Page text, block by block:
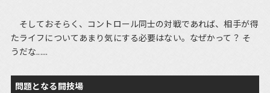
そしておそらく、コントロール同士の対戦であれば、相手が得
たライフについてあまり気にする必要はない。なぜかって？ そ
うだな......
問題となる闘技場